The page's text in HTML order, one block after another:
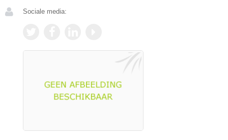
Sociale media: